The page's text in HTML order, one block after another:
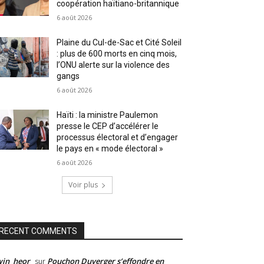
coopération haïtiano-britannique
6 août 2026
Plaine du Cul-de-Sac et Cité Soleil
: plus de 600 morts en cinq mois,
l’ONU alerte sur la violence des
gangs
6 août 2026
Haïti : la ministre Paulemon
presse le CEP d’accélérer le
processus électoral et d’engager
le pays en « mode électoral »
6 août 2026
Voir plus
COMMENTS
sur Pouchon Duverger s’effondre en